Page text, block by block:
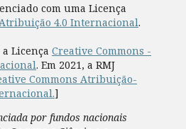
com uma Licença
4.0 Internacional.
a Licença Creative Commons -
. Em 2021, a RMJ
Commons Atribuição-
]
por fundos nacionais